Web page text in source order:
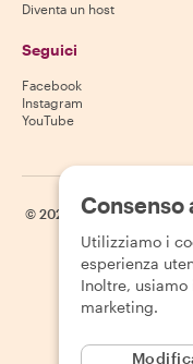
Diventa un host
Seguici
Facebook
Instagram
YouTube
© 2026 Withlocals.com |
Consenso
Utilizziamo i
esperienza
Inoltre,
marketing.